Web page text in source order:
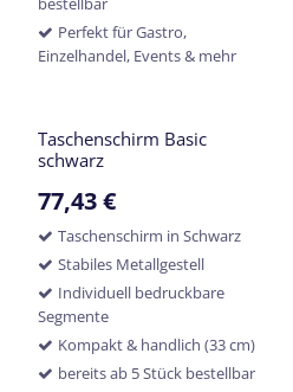
Perfekt für Gastro,
Einzelhandel, Events & mehr
Taschenschirm Basic
schwarz
77,43€
Taschenschirm in Schwarz
Stabiles Metallgestell
Individuell bedruckbare
Segmente
Kompakt & handlich (33 cm)
bereits ab 5 Stück bestellbar